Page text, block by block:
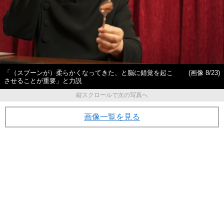
「（スプーンが）柔らかくなってきた、と脳に錯覚を起こ
させることが重要」と力説
(画像 8/23)
縦スクロールで次の写真へ
画像一覧を見る